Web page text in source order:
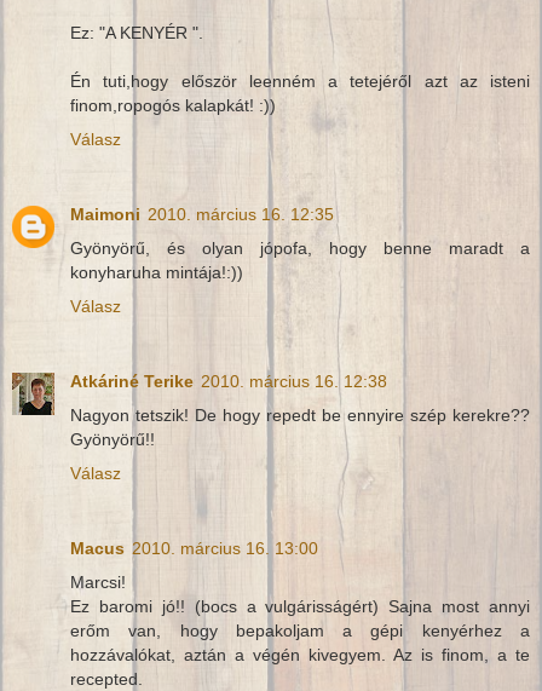
Ez: "A KENYÉR ".
Én tuti,hogy először leenném a tetejéről azt az isteni
finom,ropogós kalapkát! :))
Válasz
Maimoni 2010. március 16. 12:35
Gyönyörű, és olyan jópofa, hogy benne maradt a
konyharuha mintája!:))
Válasz
Atkáriné Terike 2010. március 16. 12:38
Nagyon tetszik! De hogy repedt be ennyire szép kerekre??
Gyönyörű!!
Válasz
Macus 2010. március 16. 13:00
Marcsi!
Ez baromi jó!! (bocs a vulgárisságért) Sajna most annyi
erőm van, hogy bepakoljam a gépi kenyérhez a
hozzávalókat, aztán a végén kivegyem. Az is finom, a te
recepted.